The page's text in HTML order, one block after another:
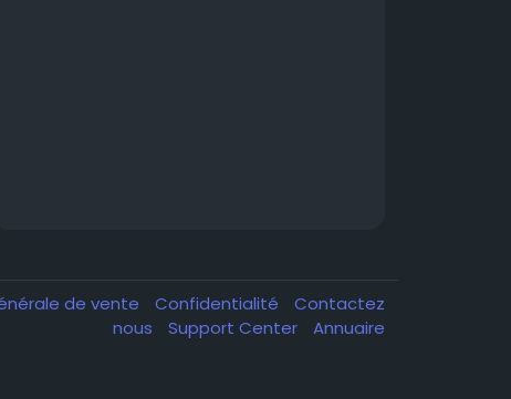
de vente Confidentialité
Contactez
nous
Support Center Annuaire